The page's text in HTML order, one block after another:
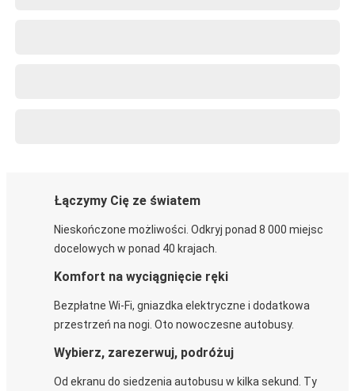
Łączymy Cię ze światem
Nieskończone możliwości. Odkryj ponad 8 000 miejsc
docelowych w ponad 40 krajach.
Komfort na wyciągnięcie ręki
Bezpłatne Wi-Fi, gniazdka elektryczne i dodatkowa
przestrzeń na nogi. Oto nowoczesne autobusy.
Wybierz, zarezerwuj, podróżuj
Od ekranu do siedzenia autobusu w kilka sekund. Ty